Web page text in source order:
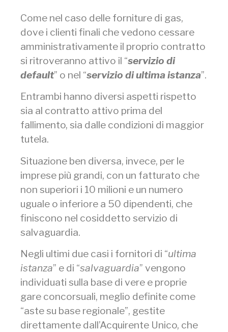
Come nel caso delle forniture di gas,
dove i clienti finali che vedono cessare
amministrativamente il proprio contratto
si ritroveranno attivo il “servizio di
default” o nel “servizio di ultima istanza”.
Entrambi hanno diversi aspetti rispetto
sia al contratto attivo prima del
fallimento, sia dalle condizioni di maggior
tutela.
Situazione ben diversa, invece, per le
imprese più grandi, con un fatturato che
non superiori i 10 milioni e un numero
uguale o inferiore a 50 dipendenti, che
finiscono nel cosiddetto servizio di
salvaguardia.
Negli ultimi due casi i fornitori di “ultima
istanza” e di “salvaguardia” vengono
individuati sulla base di vere e proprie
gare concorsuali, meglio definite come
“aste su base regionale”, gestite
direttamente dall’Acquirente Unico, che